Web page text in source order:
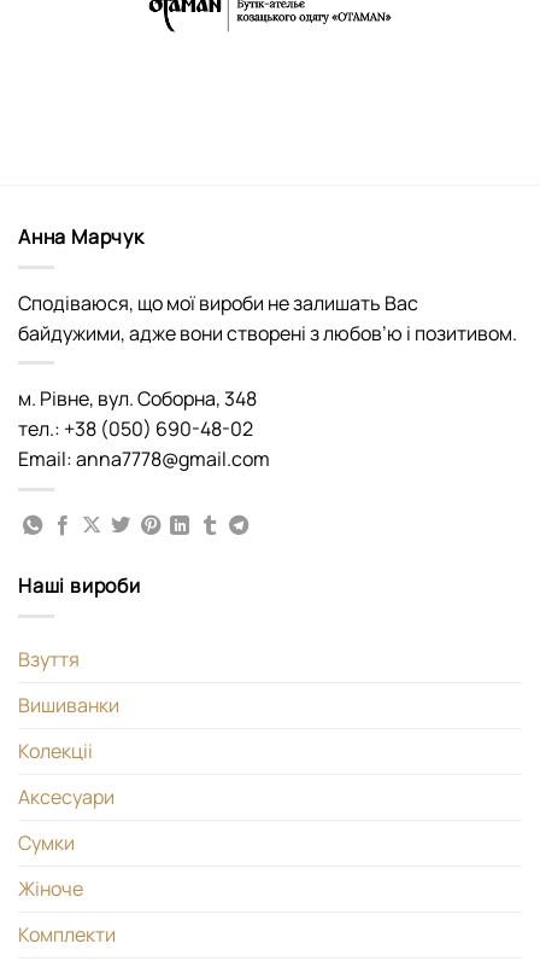
Анна Марчук
Сподіваюся, що мої вироби не залишать Вас
байдужими, адже вони створені з любов’ю і позитивом.
м. Рівне, вул. Соборна, 348
тел.: +38 (050) 690-48-02
Email: anna7778@gmail.com
Наші вироби
Взуття
Вишиванки
Колекціі
Аксесуари
Сумки
Жіноче
Комплекти